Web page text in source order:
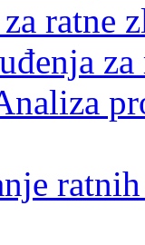
ratne